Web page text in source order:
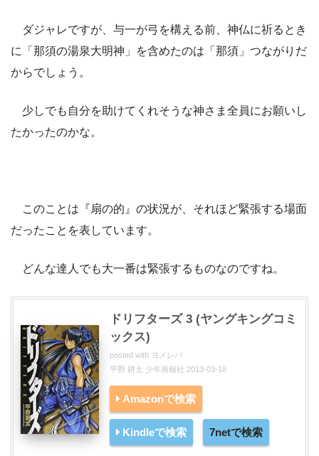
ダジャレですが、与一が弓を構える前、神仏に祈るとき
に「那須の湯泉大明神」を含めたのは「那須」つながりだ
からでしょう。
少しでも自分を助けてくれそうな神さま全員にお願いし
たかったのかな。
このことは『扇の的』の状況が、それほど緊張する場面
だったことを表しています。
どんな達人でも大一番は緊張するものなのですね。
ドリフターズ 3 (ヤングキングコミ
ックス)
posted with ヨメレバ
平野 耕太 少年画報社 2013-03-18
Amazonで検索
Kindleで検索 7netで検索